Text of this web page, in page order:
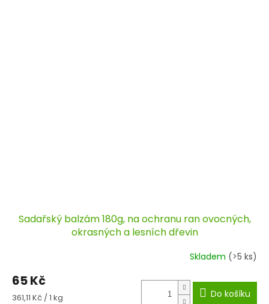
Sadařský balzám 180g, na ochranu ran ovocných,
okrasných a lesních dřevin
Skladem (>5 ks)
65 Kč
Měrná
361,11 Kč / 1 kg Do košíku